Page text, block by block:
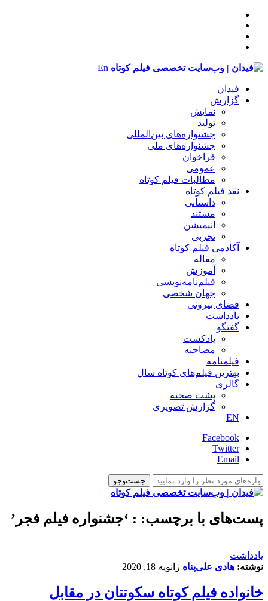
En
فیدان
گزارش
نمایش
تولید
‌‌جشنواره‌های بین‌المللی
جشنواره‌های ملی
فراخوان
عمومی
مطالبات فیلم کوتاه
نقد فیلم کوتاه
داستانی
مستند
انیمیشن
تجربی
آکادمی فیلم کوتاه
مقاله
آموزش
فیلم‌نامه‌نویسی
جهان شخصی
فضای بیرونی
یادداشت
گفتگو
پادکست
مصاحبه
فیلمنامه
بهترین فیلم‌های کوتاه سال
گالری
پشت صحنه
گزارش تصویری
EN
Facebook
Twitter
Email
پست‌های با برچسب: : ‘جشنواره فیلم فجر’
یادداشت
نوشته: هادی علی‌پناه ژانویه 18, 2020
خانواده فیلم کوتاه سکوتتان در مقابل